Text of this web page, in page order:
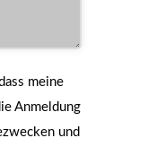
meine
Anmeldung
und